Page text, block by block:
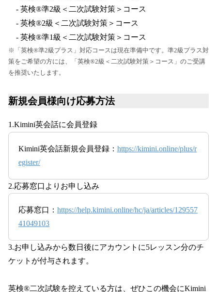
- 英検®準2級＜二次試験対策＞コース
- 英検®2級＜二次試験対策＞コース
- 英検®準1級＜二次試験対策＞コース
※「英検®準2級プラス」対応コースは現在準備中です。準2級プラス対
策をご希望の方には、「英検®2級＜二次試験対策＞コース」のご受講
を推奨いたします。
新規会員様向け応募方法
1.Kimini英会話に会員登録
Kimini英会話新規会員登録： https://kimini.online/plus/r
egister/
2.応募窓口よりお申し込み
応募窓口： https://help.kimini.online/hc/ja/articles/129557
41049103
3.お申し込みから数日後にアカウントに5レッスン分のチ
ケットが付与されます。
英検®二次試験を控えている方は、ぜひこの機会にKimini